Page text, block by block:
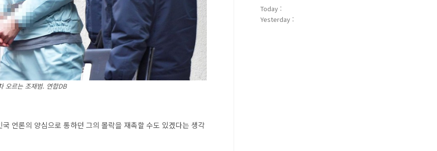
오르는 조재범. 연합DB
언론의 양심으로 통하던 그의 몰락을 재촉할 수도 있겠다는 생각
Today :
Yesterday :